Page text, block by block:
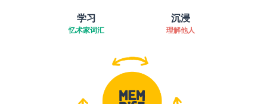
学习
忆术家词汇
沉浸
理解他人